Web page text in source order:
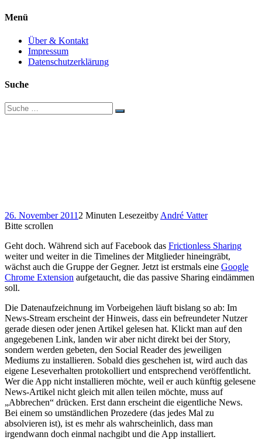
Menü
Über & Kontakt
Impressum
Datenschutzerklärung
Suche
Suche
nach:
26. November 2011 2 Minuten Lesezeitby André Vatter
Bitte scrollen
Geht doch. Während sich auf Facebook das Frictionless Sharing
weiter und weiter in die Timelines der Mitglieder hineingräbt,
wächst auch die Gruppe der Gegner. Jetzt ist erstmals eine Google
Chrome Extension aufgetaucht, die das passive Sharing eindämmen
soll.
Die Datenaufzeichnung im Vorbeigehen läuft bislang so ab: Im
News-Stream erscheint der Hinweis, dass ein befreundeter Nutzer
gerade diesen oder jenen Artikel gelesen hat. Klickt man auf den
angegebenen Link, landen wir aber nicht direkt bei der Story,
sondern werden gebeten, den Social Reader des jeweiligen
Mediums zu installieren. Sobald dies geschehen ist, wird auch das
eigene Leseverhalten protokolliert und entsprechend veröffentlicht.
Wer die App nicht installieren möchte, weil er auch künftig gelesene
News-Artikel nicht gleich mit allen teilen möchte, muss auf
„Abbrechen“ drücken. Erst dann erscheint die eigentliche News.
Bei einem so umständlichen Prozedere (das jedes Mal zu
absolvieren ist), ist es mehr als wahrscheinlich, dass man
irgendwann doch einmal nachgibt und die App installiert.